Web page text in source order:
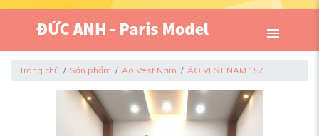
Trang chủ Sản phẩm Áo Vest Nam ÁO VEST NAM 157